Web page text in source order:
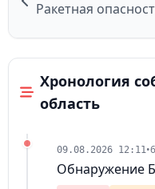
Хронология
область
09.08.2026 12:11•
Обнаружение